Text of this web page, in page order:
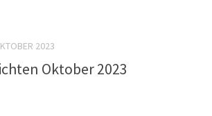
2023
Oktober 2023